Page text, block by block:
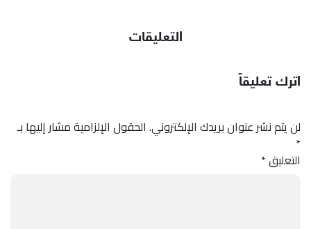
التعليقات
اترك تعليقاً
لن يتم نشر عنوان بريدك الإلكتروني. الحقول الإلزامية مشار إليها بـ
*
التعليق*